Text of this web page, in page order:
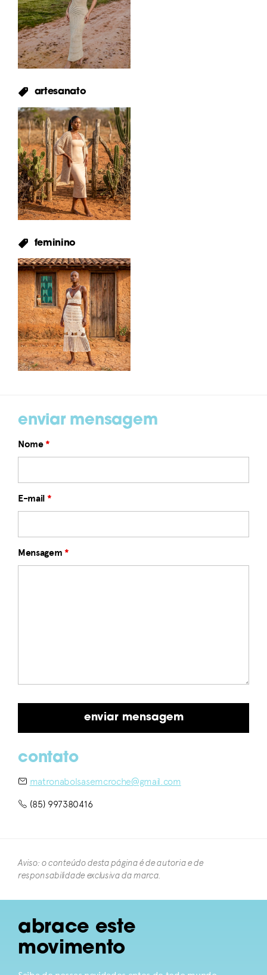
artesanato
feminino
enviar mensagem
Nome *
E-mail *
Mensagem *
contato
matronabolsasemcroche@gmail.com
(85) 997380416
Aviso: o conteúdo desta página é de autoria e de
responsabilidade exclusiva da marca.​
abrace este
movimento